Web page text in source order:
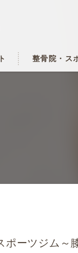
整骨院・ス
ポーツジム